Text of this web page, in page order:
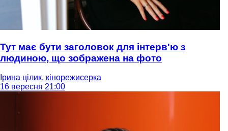
Тут має бути заголовок для інтерв'ю з
людиною, що зображена на фото
Ірина цілик, кінорежисерка
16 вересня 21:00